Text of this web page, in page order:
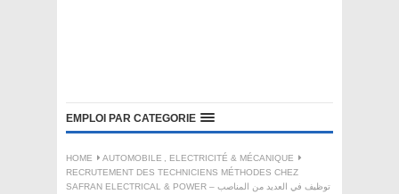
EMPLOI PAR CATEGORIE
HOME AUTOMOBILE , ELECTRICITÉ & MÉCANIQUE
RECRUTEMENT DES TECHNICIENS MÉTHODES CHEZ
SAFRAN ELECTRICAL & POWER – توظيف في العديد من المناصب